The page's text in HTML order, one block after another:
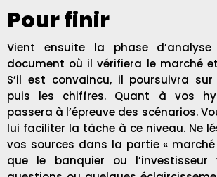
Pour finir
Vient ensuite la phase
document où il vérifiera le marchéet
S’il est convaincu, il poursuivra
puis les chiffres. Quant à vos
passera à l’épreuve des scénarios.
lui faciliter la tâche à ce niveau. Ne
vos sources dans la partie « marché
que le banquier ou